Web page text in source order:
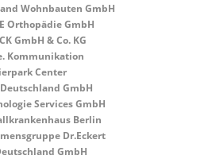
Wohnbauten GmbH
Orthopädie GmbH
GmbH & Co. KG
Kommunikation
Center
Deutschland GmbH
Services GmbH
Berlin
Dr.Eckert
GmbH